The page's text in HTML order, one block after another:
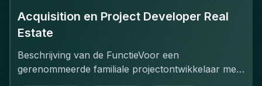
Acquisition en Project Developer Real
Estate
Beschrijving van de FunctieVoor een
gerenommeerde familiale projectontwikkelaar met
een sterke positie op de Belgische vastgoedmarkt,